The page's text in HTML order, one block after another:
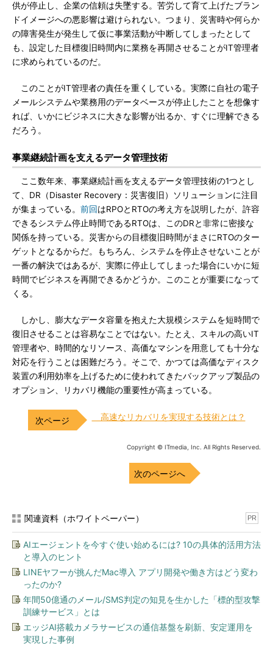
供が停止し、企業の信頼は失墜する。苦労して育て上げたブラン
ドイメージへの悪影響は避けられない。つまり、災害時や何らか
の障害発生が発生して仮に事業活動が中断してしまったとして
も、設定した目標復旧時間内に業務を再開させることがIT管理者
に求められているのだ。
このことがIT管理者の責任を重くしている。実際に自社の電子
メールシステムや業務用のデータベースが停止したことを想像す
れば、いかにビジネスに大きな影響が出るか、すぐに理解できる
だろう。
事業継続計画を支えるデータ管理技術
ここ数年来、事業継続計画を支えるデータ管理技術の1つとし
て、DR（Disaster Recovery：災害復旧）ソリューションに注目
が集まっている。 前回はRPOとRTOの考え方を説明したが、許容
できるシステム停止時間であるRTOは、このDRと非常に密接な
関係を持っている。災害からの目標復旧時間がまさにRTOのター
ゲットとなるからだ。もちろん、システムを停止させないことが
一番の解決ではあるが、実際に停止してしまった場合にいかに短
時間でビジネスを再開できるかどうか。このことが重要になって
くる。
しかし、膨大なデータ容量を抱えた大規模システムを短時間で
復旧させることは容易なことではない。たとえ、スキルの高いIT
管理者や、時間的なリソース、高価なマシンを用意しても十分な
対応を行うことは困難だろう。そこで、かつては高価なディスク
装置の利用効率を上げるために使われてきたバックアップ製品の
オプション、リカバリ機能の重要性が高まっている。
高速なリカバリを実現する技術とは？
Copyright © ITmedia, Inc. All Rights Reserved.
次のページへ
関連資料（ホワイトペーパー） PR
AIエージェントを今すぐ使い始めるには? 10の具体的活用方法
と導入のヒント
LINEヤフーが挑んだMac導入 アプリ開発や働き方はどう変わ
ったのか?
年間50億通のメール/SMS判定の知見を生かした「標的型攻撃
訓練サービス」とは
エッジAI搭載カメラサービスの通信基盤を刷新、安定運用を
実現した事例